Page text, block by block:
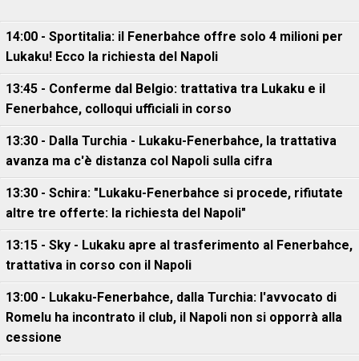
14:00 - Sportitalia: il Fenerbahce offre solo 4 milioni per
Lukaku! Ecco la richiesta del Napoli
13:45 - Conferme dal Belgio: trattativa tra Lukaku e il
Fenerbahce, colloqui ufficiali in corso
13:30 - Dalla Turchia - Lukaku-Fenerbahce, la trattativa
avanza ma c'è distanza col Napoli sulla cifra
13:30 - Schira: "Lukaku-Fenerbahce si procede, rifiutate
altre tre offerte: la richiesta del Napoli"
13:15 - Sky - Lukaku apre al trasferimento al Fenerbahce,
trattativa in corso con il Napoli
13:00 - Lukaku-Fenerbahce, dalla Turchia: l'avvocato di
Romelu ha incontrato il club, il Napoli non si opporrà alla
cessione